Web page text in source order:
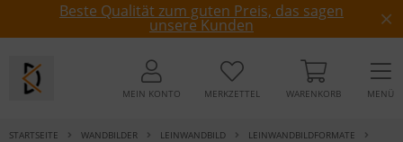
Beste Qualität zum guten Preis, das sagen
unsere Kunden
MEIN KONTO MERKZETTEL WARENKORB MENÜ
STARTSEITE WANDBILDER LEINWANDBILD
LEINWANDBILDFORMATE